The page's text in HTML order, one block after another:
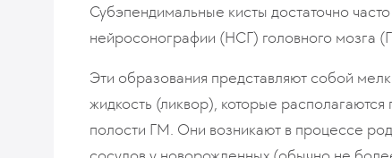
Субэпендимальные кисты достаточно
нейросонографии (НСГ) головного мозга
Эти образования представляют собой
жидкость (ликвор), которые
полости ГМ. Они возникают в процессе